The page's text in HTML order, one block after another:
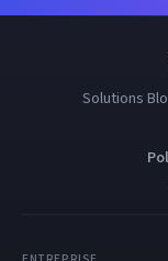
Solutions